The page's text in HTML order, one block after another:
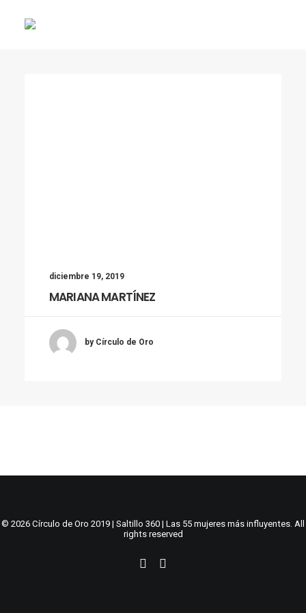
diciembre 19, 2019
MARIANA MARTÍNEZ
by Círculo de Oro
© 2026 Círculo de Oro 2019 | Saltillo 360 | Las 55 mujeres más influyentes. All
rights reserved